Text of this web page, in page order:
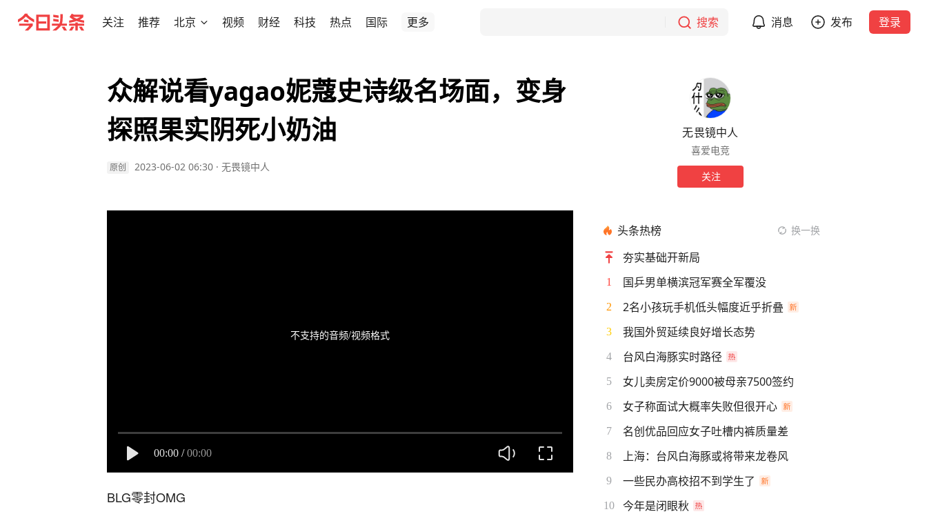
关注 推荐 北京 视频 财经 科技 热点 国际 更多 搜索 消息 发布 登录
众解说看yagao妮蔻史诗级名场面，变身
探照果实阴死小奶油
原创 2023-06-02 06:30 · 无畏镜中人
不支持的音频/视频格式
00:00 / 00:00
BLG零封OMG
无畏镜中人
喜爱电竞
关注
头条热榜 换一换
夯实基础开新局
1 国乒男单横滨冠军赛全军覆没
2 2名小孩玩手机低头幅度近乎折叠
3 我国外贸延续良好增长态势
4 台风白海豚实时路径
5 女儿卖房定价9000被母亲7500签约
6 女子称面试大概率失败但很开心
7 名创优品回应女子吐槽内裤质量差
8 上海：台风白海豚或将带来龙卷风
9 一些民办高校招不到学生了
10 今年是闭眼秋